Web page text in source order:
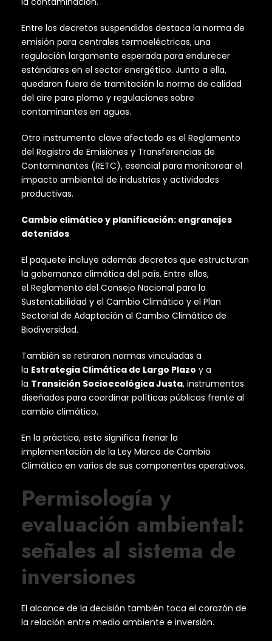
Entre los decretos suspendidos destaca la norma de
emisión para centrales termoeléctricas, una
regulación largamente esperada para endurecer
estándares en el sector energético. Junto a ella,
quedaron fuera de tramitación la norma de calidad
del aire para plomo y regulaciones sobre
contaminantes en aguas.
Otro instrumento clave afectado es el Reglamento
del Registro de Emisiones y Transferencias de
Contaminantes (RETC), esencial para monitorear el
impacto ambiental de industrias y actividades
productivas.
Cambio climático y planificación: engranajes
detenidos
El paquete incluye además decretos que estructuran
la gobernanza climática del país. Entre ellos,
el Reglamento del Consejo Nacional para la
Sustentabilidad y el Cambio Climático y el Plan
Sectorial de Adaptación al Cambio Climático de
Biodiversidad.
También se retiraron normas vinculadas a
la Estrategia Climática de Largo Plazo y a
la Transición Socioecológica Justa, instrumentos
diseñados para coordinar políticas públicas frente al
cambio climático.
En la práctica, esto significa frenar la
implementación de la Ley Marco de Cambio
Climático en varios de sus componentes operativos.
Permisología y
evaluación ambiental:
señales al sistema de
inversiones
El alcance de la decisión también toca el corazón de
la relación entre medio ambiente e inversión.